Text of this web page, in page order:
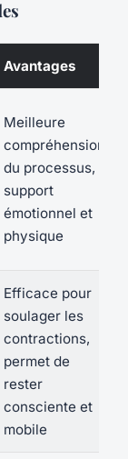
Avantages
Meilleure
compréhension
du processus,
support
émotionnel et
physique
Efficace pour
soulager les
contractions,
permet de
rester
consciente et
mobile